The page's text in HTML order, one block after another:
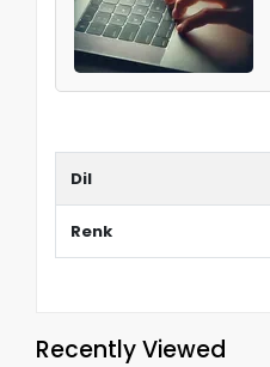
Dil
Renk
Recently Viewed